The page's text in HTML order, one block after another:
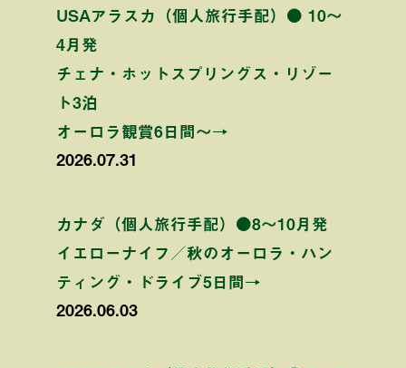
USAアラスカ（個人旅行手配）● 10〜
4月発
チェナ・ホットスプリングス・リゾー
ト3泊
オーロラ観賞6日間〜→
2026.07.31
カナダ（個人旅行手配）●8〜10月発
イエローナイフ／秋のオーロラ・ハン
ティング・ドライブ5日間→
2026.06.03